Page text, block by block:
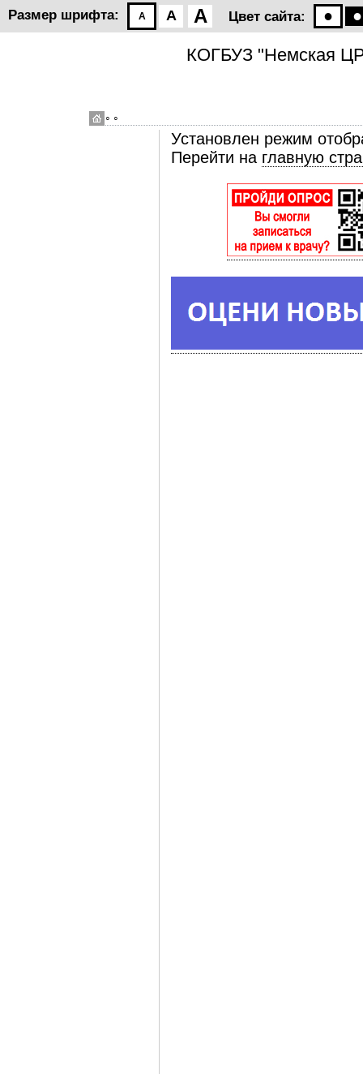
Размер шрифта: A A A Цвет сайта: ● ●
◦ ◦
КОГБУЗ "Немская
Установлен режим
Перейти на главную